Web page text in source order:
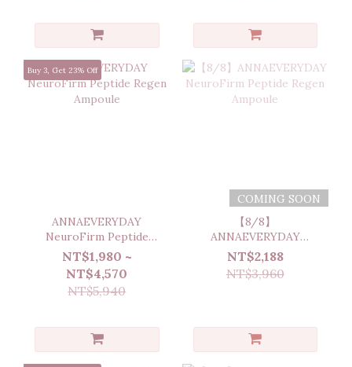
Buy 3, Get 23% Off
ANNAEVERYDAY
NeuroFirm Peptide
Regen Ampoule
NT$1,980 ~
NT$4,570
NT$5,940
COMING SOON
【8/8】
ANNAEVERYDAY
NeuroFirm Peptide
Regen Ampoule
NT$2,188
NT$3,960